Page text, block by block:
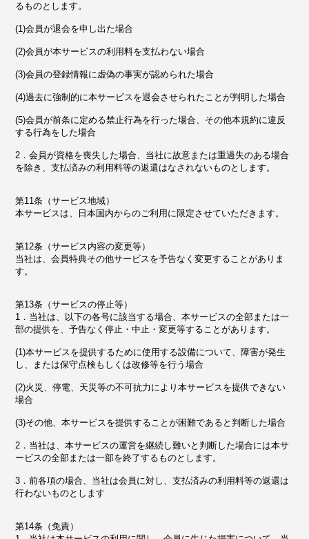
るものとします。
(1)会員が退会を申し出た場合
(2)会員が本サービスの利用料を支払わない場合
(3)会員の登録情報に虚偽の事実が認められた場合
(4)過去に強制的に本サービスを退会させられたことが判明した場合
(5)会員が前条に定める禁止行為を行った場合、その他本規約に違反
する行為をした場合
2．会員が資格を喪失した場合、当社に故意または重過失のある場合
を除き、支払済みの利用料等の返還はなされないものとします。
第11条（サービス地域）
本サービスは、日本国内からのご利用に限定させていただきます。
第12条（サービス内容の変更等）
当社は、会員特典その他サービスを予告なく変更することがありま
す。
第13条（サービスの停止等）
1．当社は、以下の各号に該当する場合、本サービスの全部または一
部の提供を、予告なく停止・中止・変更等することがあります。
(1)本サービスを提供するために使用する設備について、障害が発生
し、または保守点検もしくは改修等を行う場合
(2)火災、停電、天災等の不可抗力により本サービスを提供できない
場合
(3)その他、本サービスを提供することが困難であると判断した場合
2．当社は、本サービスの運営を継続し難いと判断した場合には本サ
ービスの全部または一部を終了するものとします。
3．前各項の場合、当社は会員に対し、支払済みの利用料等の返還は
行わないものとします
第14条（免責）